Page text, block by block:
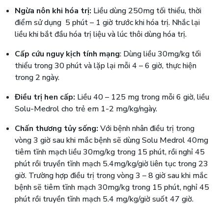
Ngừa nôn khi hóa trị: Liều dùng 250mg tối thiểu, thời
điểm sử dụng 5 phút – 1 giờ trước khi hóa trị. Nhắc lại
liều khi bắt đầu hóa trị liệu và lúc thôi dùng hóa trị.
Cấp cứu nguy kịch tính mạng: Dùng liều 30mg/kg tối
thiểu trong 30 phút và lặp lại mỗi 4 – 6 giờ, thực hiện
trong 2 ngày.
Điều trị hen cấp: Liều 40 – 125 mg trong mỗi 6 giờ, liều
Solu-Medrol cho trẻ em 1-2 mg/kg/ngày.
Chấn thương tủy sống: Với bệnh nhân điều trị trong
vòng 3 giờ sau khi mắc bệnh sẽ dùng Solu Medrol 40mg
tiêm tĩnh mạch liều 30mg/kg trong 15 phút, rồi nghỉ 45
phút rồi truyền tĩnh mạch 5.4mg/kg/giờ liên tục trong 23
giờ. Trường hợp điều trị trong vòng 3 – 8 giờ sau khi mắc
bệnh sẽ tiêm tĩnh mạch 30mg/kg trong 15 phút, nghỉ 45
phút rồi truyền tĩnh mạch 5.4 mg/kg/giờ suốt 47 giờ.